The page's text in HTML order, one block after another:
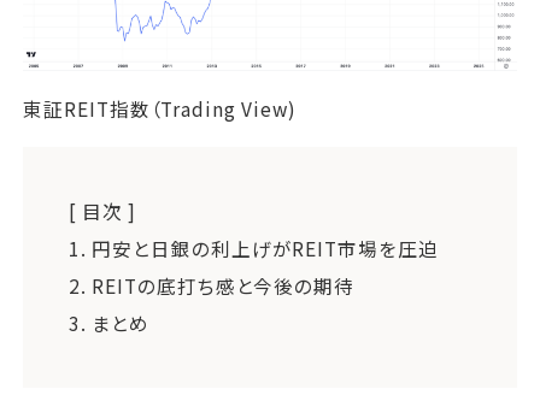
東証REIT指数（Trading View)
[ 目次 ]
1. 円安と日銀の利上げがREIT市場を圧迫
2. REITの底打ち感と今後の期待
3. まとめ